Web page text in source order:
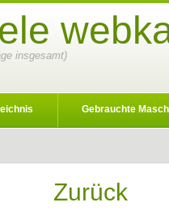
insgesamt)
Gebrauchte
Zurück